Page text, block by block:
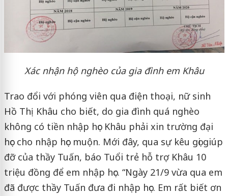
Xác nhận hộ nghèo của gia đình em Khâu
Trao đổi với phóng viên qua điện thoại, nữ sinh
Hồ Thị Khâu cho biết, do gia đình quá nghèo
không có tiền nhập học Khâu phải xin trường đại
học cho nhập học muộn. Mới đây, qua sự kêu gọi giúp
đỡ của thầy Tuấn, báo Tuổi trẻ hỗ trợ Khâu 10
triệu đồng để em nhập học. “Ngày 21/9 vừa qua em
đã được thầy Tuấn đưa đi nhập học. Em rất biết ơn